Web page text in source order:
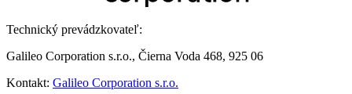
Technický prevádzkovateľ:
Galileo Corporation s.r.o., Čierna Voda 468, 925 06
Kontakt: Galileo Corporation s.r.o.